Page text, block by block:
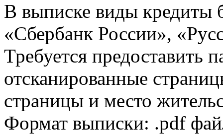
В выписке виды кредиты
«Сбербанк России»,
Требуется предоставить
отсканированные
страницы и место
Формат выписки: .pdf